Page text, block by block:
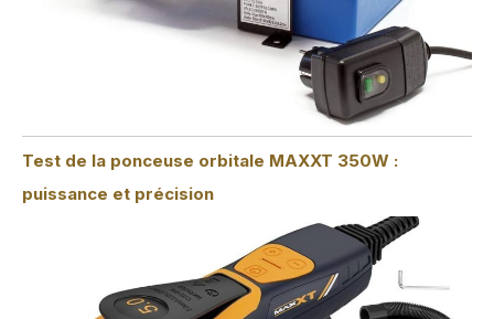
Test de la ponceuse orbitale MAXXT 350W :
puissance et précision